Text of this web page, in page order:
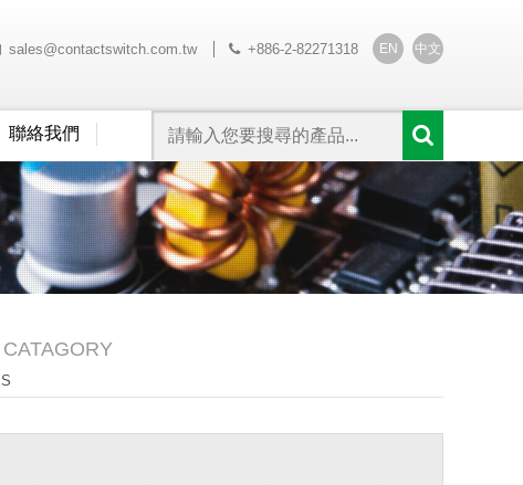
sales@contactswitch.com.tw +886-2-82271318 EN 中文
聯絡我們